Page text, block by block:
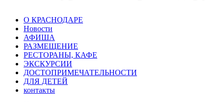
О КРАСНОДАРЕ
Новости
АФИША
РАЗМЕЩЕНИЕ
РЕСТОРАНЫ, КАФЕ
ЭКСКУРСИИ
ДОСТОПРИМЕЧАТЕЛЬНОСТИ
ДЛЯ ДЕТЕЙ
контакты